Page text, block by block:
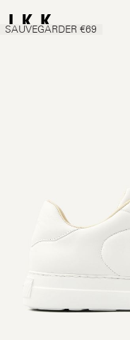
SAUVEGARDER €69